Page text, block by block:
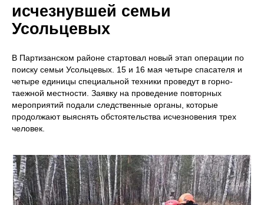
исчезнувшей семьи
Усольцевых
В Партизанском районе стартовал новый этап операции по
поиску семьи Усольцевых. 15 и 16 мая четыре спасателя и
четыре единицы специальной техники проведут в горно-
таежной местности. Заявку на проведение повторных
мероприятий подали следственные органы, которые
продолжают выяснять обстоятельства исчезновения трех
человек.